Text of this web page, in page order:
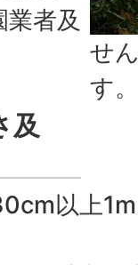
せ
す。
者及
及
以上